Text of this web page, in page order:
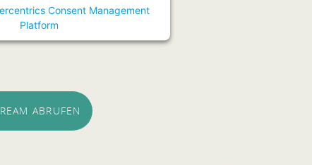
Consent Management
Platform
ABRUFEN